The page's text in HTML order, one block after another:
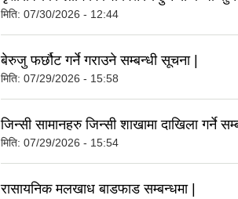
मिति: 07/30/2026 - 12:44
बेरुजु फर्छौट गर्ने गराउने सम्बन्धी सूचना |
मिति: 07/29/2026 - 15:58
जिन्सी सामानहरु जिन्सी शाखामा दाखिला गर्ने
मिति: 07/29/2026 - 15:54
रासायनिक मलखाध बाडफाड सम्बन्धमा |